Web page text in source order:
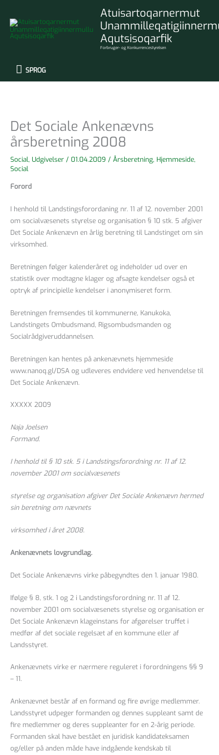
indholdet
Atuisartoqarnermut
Aqutsisoqarfik
Forbruger- og Konkurrencestyrelsen
SPROG
Det Sociale Ankenævns
årsberetning 2008
Social, Udgivelser / 01.04.2009/Årsberetning, Hjemmeside,
Social
Forord
I henhold til Landstingsforordaning nr. 11 af 12. november 2001
om socialvæsenets styrelse og organisation § 10 stk. 5 afgiver
Det Sociale Ankenævn en årlig beretning til Landstinget om sin
virksomhed.
Beretningen følger kalenderåret og indeholder ud over en
statistik over modtagne klager og afsagte kendelser også et
optryk af principielle kendelser i anonymiseret form.
Beretningen fremsendes til kommunerne, Kanukoka,
Landstingets Ombudsmand, Rigsombudsmanden og
Socialrådgiveruddannelsen.
Beretningen kan hentes på ankenævnets hjemmeside
www.nanoq.gl/DSA og udleveres endvidere ved henvendelse til
Det Sociale Ankenævn.
XXXXX 2009
Naja Joelsen
Formand.
I henhold til § 10 stk. 5 i Landstingsforordning nr. 11 af 12.
november 2001 om socialvæsenets
styrelse og organisation afgiver Det Sociale Ankenævn hermed
sin beretning om nævnets
virksomhed i året 2008.
Ankenævnets lovgrundlag.
Det Sociale Ankenævns virke påbegyndtes den 1. januar 1980.
Ifølge § 8, stk. 1 og 2 i Landstingsforordning nr. 11 af 12.
november 2001 om socialvæsenets styrelse og organisation er
Det Sociale Ankenævn klageinstans for afgørelser truffet i
medfør af det sociale regelsæt af en kommune eller af
Landsstyret.
Ankenævnets virke er nærmere reguleret i forordningens §§ 9
– 11.
Ankenævnet består af en formand og fire øvrige medlemmer.
Landsstyret udpeger formanden og dennes suppleant samt de
fire medlemmer og deres suppleanter for en 2-årig periode.
Formanden skal have bestået en juridisk kandidateksamen
og/eller på anden måde have indgående kendskab til